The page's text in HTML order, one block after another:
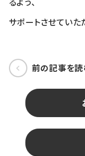
サポートさせてい
前の記事を